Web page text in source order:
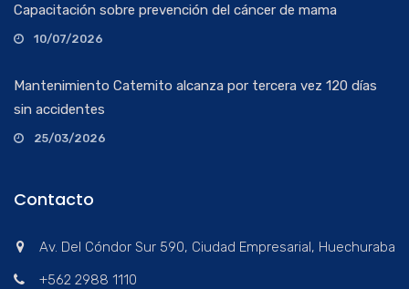
Capacitación sobre prevención del cáncer de mama
10/07/2026
Mantenimiento Catemito alcanza por tercera vez 120 días
sin accidentes
25/03/2026
Contacto
Av. Del Cóndor Sur 590, Ciudad Empresarial, Huechuraba
+562 2988 1110